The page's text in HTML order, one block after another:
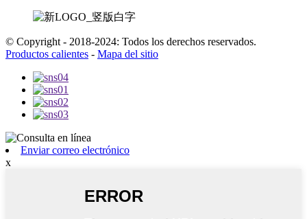
© Copyright - 2018-2024: Todos los derechos reservados.
Productos calientes - Mapa del sitio
Enviar correo electrónico
x